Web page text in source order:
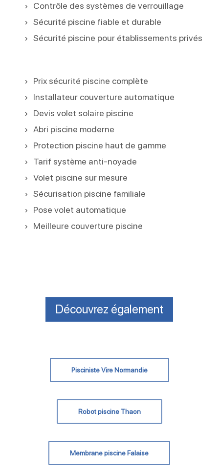
Contrôle des systèmes de verrouillage
Sécurité piscine fiable et durable
Sécurité piscine pour établissements privés
Prix sécurité piscine complète
Installateur couverture automatique
Devis volet solaire piscine
Abri piscine moderne
Protection piscine haut de gamme
Tarif système anti-noyade
Volet piscine sur mesure
Sécurisation piscine familiale
Pose volet automatique
Meilleure couverture piscine
Découvrez également
Pisciniste Vire Normandie
Robot piscine Thaon
Membrane piscine Falaise